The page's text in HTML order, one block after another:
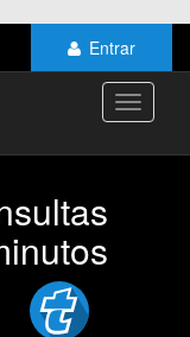
Entrar
Toggle